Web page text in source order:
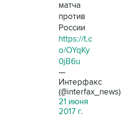
матча
против
России
https://t.c
o/OYqKy
0jB6u
—
Интерфакс
(@interfax_news)
21 июня
2017 г.